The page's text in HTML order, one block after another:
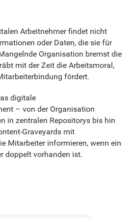
Arbeitnehmer findet nicht
oder Daten, die sie für
Organisation bremst die
mit der Zeit die Arbeitsmoral,
fördert.
digitale
– von der Organisation
in zentralen Repositorys bis hin
Graveyards mit
Mitarbeiter informieren, wenn ein
doppelt vorhanden ist.